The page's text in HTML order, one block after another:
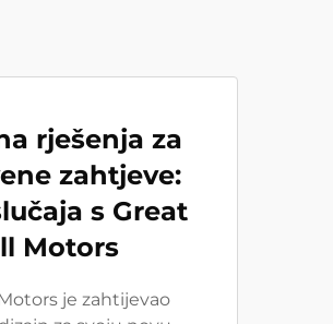
rješenja za
zahtjeve:
s Great
Motors
je zahtijevao